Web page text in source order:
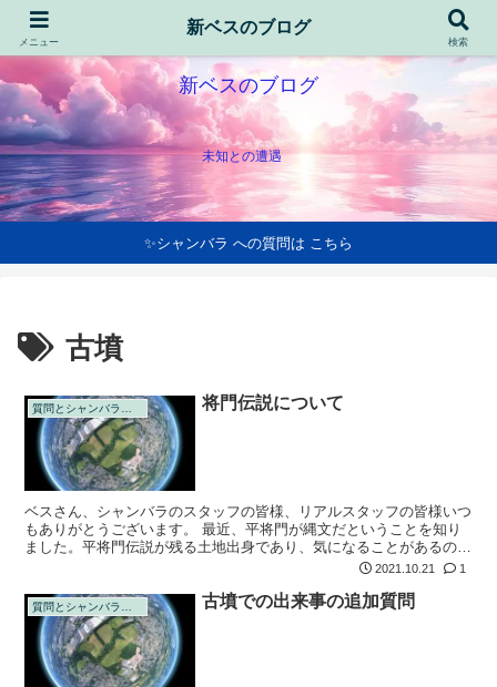
新ベスのブログ
未知との遭遇
✨シャンバラ への質問は こちら
古墳
将門伝説について
ベスさん、シャンバラのスタッフの皆様、リアルスタッフの皆様いつ
もありがとうございます。 最近、平将門が縄文だということを知り
ました。平将門伝説が残る土地出身であり、気になることがあるので
質問させて下さい。 古くからある家では代々、成田山新勝寺にはお
2021.10.21 1
質問とシャンバラの回答 古墳での出来事の追加質問
メニュー
新ベスのブログ
検索